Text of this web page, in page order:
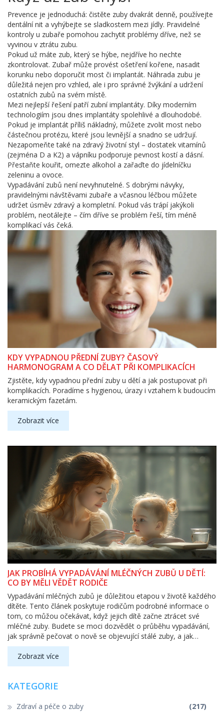
Prevence je jednoduchá: čistěte zuby dvakrát denně, používejte
dentální nit a vyhýbejte se sladkostem mezi jídly. Pravidelné
kontroly u zubaře pomohou zachytit problémy dříve, než se
vyvinou v ztrátu zubu.
Pokud už máte zub, který se hýbe, nejdříve ho nechte
zkontrolovat. Zubař může provést ošetření kořene, nasadit
korunku nebo doporučit most či implantát. Náhrada zubu je
důležitá nejen pro vzhled, ale i pro správné žvýkání a udržení
ostatních zubů na svém místě.
Mezi nejlepší řešení patří zubní implantáty. Díky moderním
technologiím jsou dnes implantáty spolehlivé a dlouhodobé.
Pokud je implantát příliš nákladný, můžete zvolit most nebo
částečnou protézu, které jsou levnější a snadno se udržují.
Nezapomeňte také na zdravý životní styl – dostatek vitamínů
(zejména D a K2) a vápníku podporuje pevnost kostí a dásní.
Přestaňte kouřit, omezte alkohol a zařaďte do jídelníčku
zeleninu a ovoce.
Vypadávání zubů není nevyhnutelné. S dobrými návyky,
pravidelnými návštěvami zubaře a včasnou léčbou můžete
udržet úsměv zdravý a kompletní. Pokud vás trápí jakýkoli
problém, neotálejte – čím dříve se problém řeší, tím méně
komplikací vás čeká.
KDY VYPADNOU PŘEDNÍ ZUBY? ČASOVÝ
HARMONOGRAM A CO DĚLAT PŘI KOMPLIKACÍCH
Zjistěte, kdy vypadnou přední zuby u dětí a jak postupovat při
komplikacích. Poradíme s hygienou, úrazy i vztahem k budoucím
keramickým fazetám.
Zobrazit více
JAK PROBÍHÁ VYPADÁVÁNÍ MLÉČNÝCH ZUBŮ U DĚTÍ:
CO BY MĚLI VĚDĚT RODIČE
Vypadávání mléčných zubů je důležitou etapou v životě každého
dítěte. Tento článek poskytuje rodičům podrobné informace o
tom, co můžou očekávat, když jejich dítě začne ztrácet své
mléčné zuby. Budete se moci dozvědět o průběhu vypadávání,
jak správně pečovat o nově se objevující stálé zuby, a jak
podpořit své dítě během tohoto přechodového období.
Nabídnuty jsou také tipy na to, jak udržet ústní hygienu na
vysoké úrovni a zajímavé fakty o mléčných zubech.
Zobrazit více
KATEGORIE
Zdraví a péče o zuby (217)